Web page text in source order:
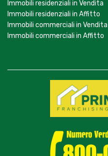
Il Gruppo Primacasa
www.primacasa.it
Links
Immobili residenziali in Affitto
Immobili commerciali in Vendita